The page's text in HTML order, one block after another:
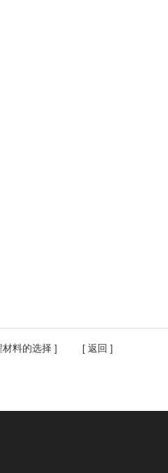
材料的选择 ] [ 返回 ]